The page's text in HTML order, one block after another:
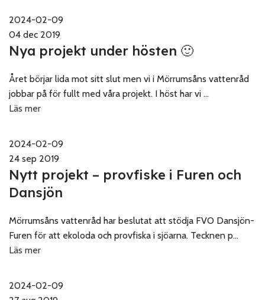
2024-02-09
04 dec 2019
Nya projekt under hösten 🙂
Året börjar lida mot sitt slut men vi i Mörrumsåns vattenråd
jobbar på för fullt med våra projekt. I höst har vi ...
Läs mer
2024-02-09
24 sep 2019
Nytt projekt – provfiske i Furen och
Dansjön
Mörrumsåns vattenråd har beslutat att stödja FVO Dansjön-
Furen för att ekoloda och provfiska i sjöarna. Tecknen p...
Läs mer
2024-02-09